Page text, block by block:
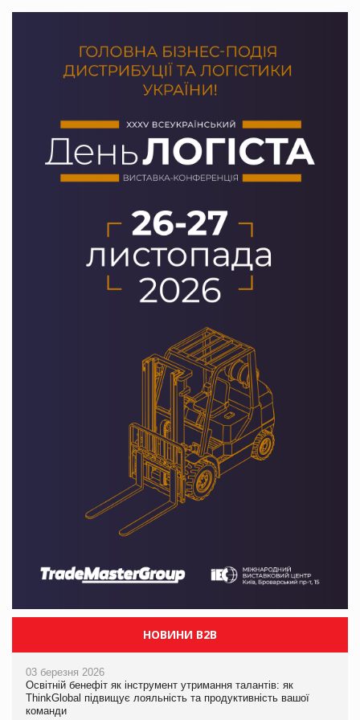
НОВИНИ B2B
03 березня 2026
Освітній бенефіт як інструмент утримання талантів: як
ThinkGlobal підвищує лояльність та продуктивність вашої
команди